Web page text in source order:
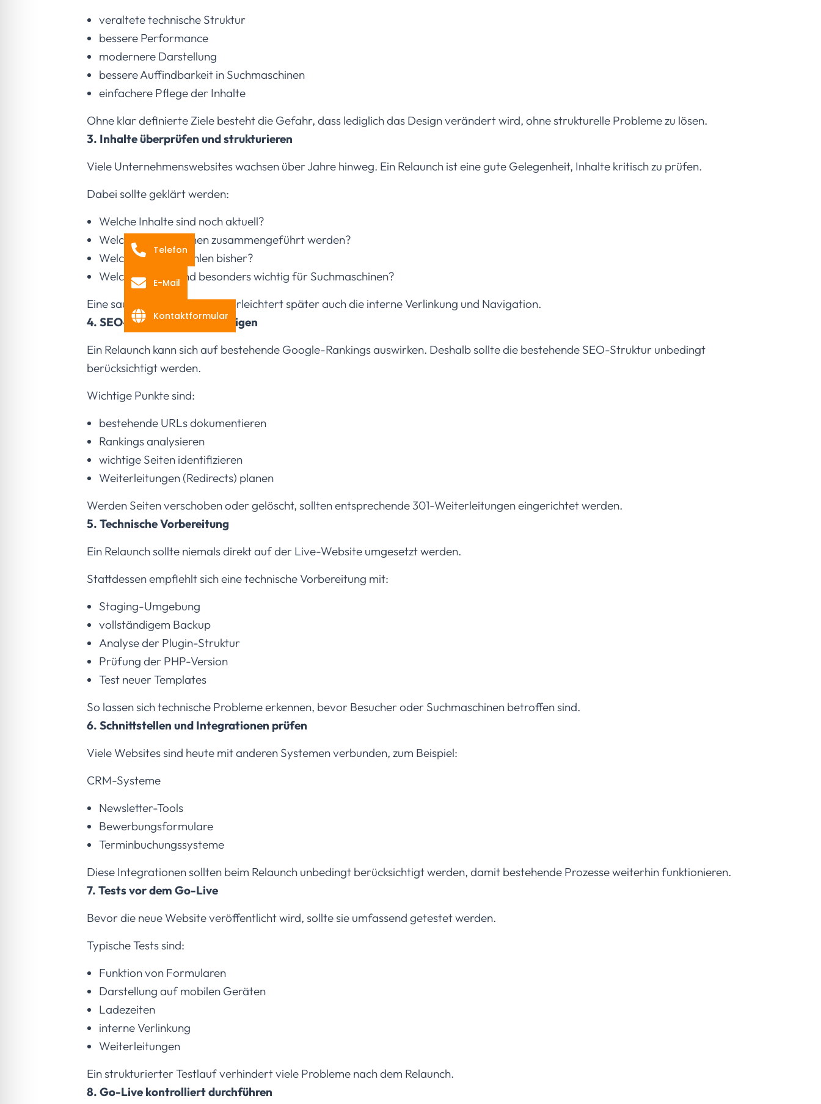
veraltete technische Struktur
bessere Performance
modernere Darstellung
bessere Auffindbarkeit in Suchmaschinen
einfachere Pflege der Inhalte
Ohne klar definierte Ziele besteht die Gefahr, dass lediglich das Design verändert wird, ohne strukturelle Probleme zu lösen.
3. Inhalte überprüfen und strukturieren
Viele Unternehmenswebsites wachsen über Jahre hinweg. Ein Relaunch ist eine gute Gelegenheit, Inhalte kritisch zu prüfen.
Dabei sollte geklärt werden:
Welche Inhalte sind noch aktuell?
Welche Seiten können zusammengeführt werden?
Welche Themen fehlen bisher?
Welche Inhalte sind besonders wichtig für Suchmaschinen?
Eine saubere Inhaltsstruktur erleichtert später auch die interne Verlinkung und Navigation.
4. SEO-Struktur berücksichtigen
Ein Relaunch kann sich auf bestehende Google-Rankings auswirken. Deshalb sollte die bestehende SEO-Struktur unbedingt
berücksichtigt werden.
Wichtige Punkte sind:
bestehende URLs dokumentieren
Rankings analysieren
wichtige Seiten identifizieren
Weiterleitungen (Redirects) planen
Werden Seiten verschoben oder gelöscht, sollten entsprechende 301-Weiterleitungen eingerichtet werden.
5. Technische Vorbereitung
Ein Relaunch sollte niemals direkt auf der Live-Website umgesetzt werden.
Stattdessen empfiehlt sich eine technische Vorbereitung mit:
Staging-Umgebung
vollständigem Backup
Analyse der Plugin-Struktur
Prüfung der PHP-Version
Test neuer Templates
So lassen sich technische Probleme erkennen, bevor Besucher oder Suchmaschinen betroffen sind.
6. Schnittstellen und Integrationen prüfen
Viele Websites sind heute mit anderen Systemen verbunden, zum Beispiel:
CRM-Systeme
Newsletter-Tools
Bewerbungsformulare
Terminbuchungssysteme
Diese Integrationen sollten beim Relaunch unbedingt berücksichtigt werden, damit bestehende Prozesse weiterhin funktionieren.
7. Tests vor dem Go-Live
Bevor die neue Website veröffentlicht wird, sollte sie umfassend getestet werden.
Typische Tests sind:
Funktion von Formularen
Darstellung auf mobilen Geräten
Ladezeiten
interne Verlinkung
Weiterleitungen
Ein strukturierter Testlauf verhindert viele Probleme nach dem Relaunch.
8. Go-Live kontrolliert durchführen
Telefon
E-Mail
Kontaktformular